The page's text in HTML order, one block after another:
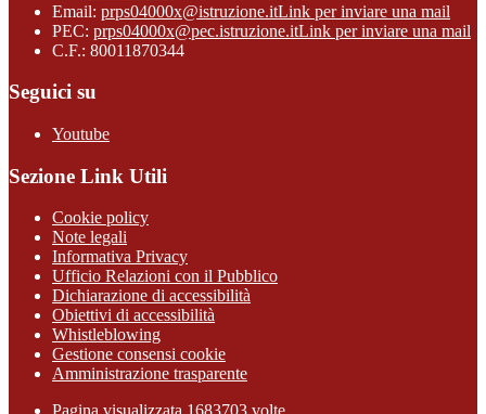
Email: prps04000x@istruzione.itLink per inviare una mail
PEC: prps04000x@pec.istruzione.itLink per inviare una mail
C.F.: 80011870344
Seguici su
Youtube
Sezione Link Utili
Cookie policy
Note legali
Informativa Privacy
Ufficio Relazioni con il Pubblico
Dichiarazione di accessibilità
Obiettivi di accessibilità
Whistleblowing
Gestione consensi cookie
Amministrazione trasparente